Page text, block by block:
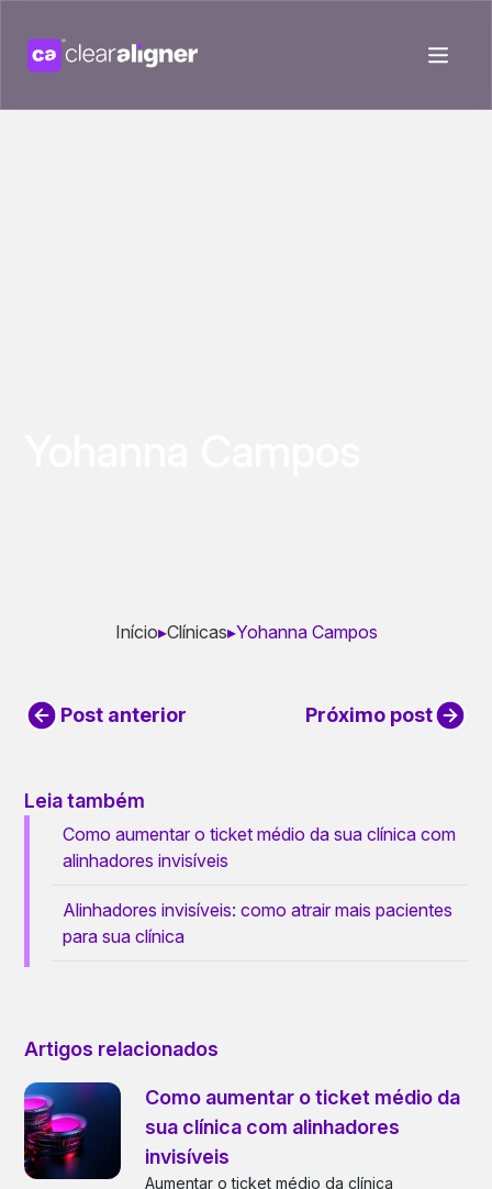
Início▸Clínicas▸Yohanna Campos
Post anterior Próximo post
Leia também
Como aumentar o ticket médio da sua clínica com
alinhadores invisíveis
Alinhadores invisíveis: como atrair mais pacientes
para sua clínica
Artigos relacionados
Como aumentar o ticket médio da
sua clínica com alinhadores
invisíveis
Aumentar o ticket médio da clínica